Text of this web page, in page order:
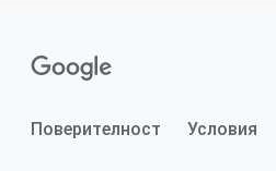
Поверителност Условия